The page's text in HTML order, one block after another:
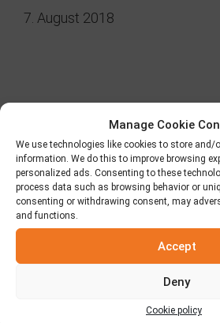
Manage Cookie
We use technologies like cookies to store and/
information. We do this to improve browsing
personalized ads. Consenting to these
process data such as browsing behavior or
consenting or withdrawing consent, may
and functions.
Accept
Deny
Cookie policy
7. August 2018